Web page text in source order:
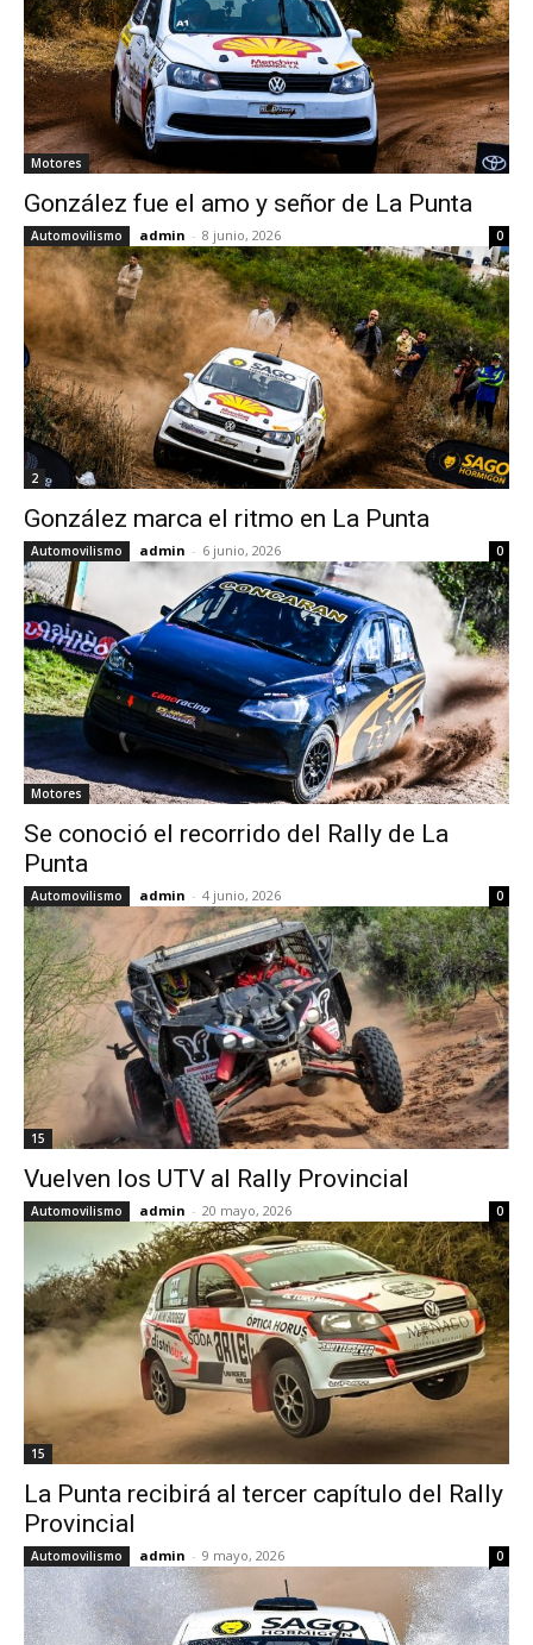
Motores
González fue el amo y señor de La Punta
Automovilismo admin - 8 junio, 2026 0
2
González marca el ritmo en La Punta
Automovilismo admin - 6 junio, 2026 0
Motores
Se conoció el recorrido del Rally de La
Punta
Automovilismo admin - 4 junio, 2026 0
15
Vuelven los UTV al Rally Provincial
Automovilismo admin - 20 mayo, 2026 0
15
La Punta recibirá al tercer capítulo del Rally
Provincial
Automovilismo admin - 9 mayo, 2026 0